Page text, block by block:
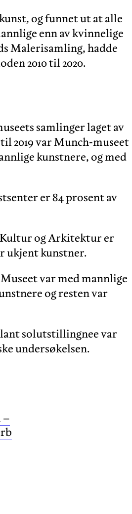
og funnet ut at alle
enn av kvinnelige
Malerisamling, hadde
2010 til 2020.
samlinger laget av
2019 var Munch-museet
kunstnere, og med
er 84 prosent av
Kultur og Arkitektur er
ukjent kunstner.
var med mannlige
og resten var
solutstillingnee var
undersøkelsen.
–